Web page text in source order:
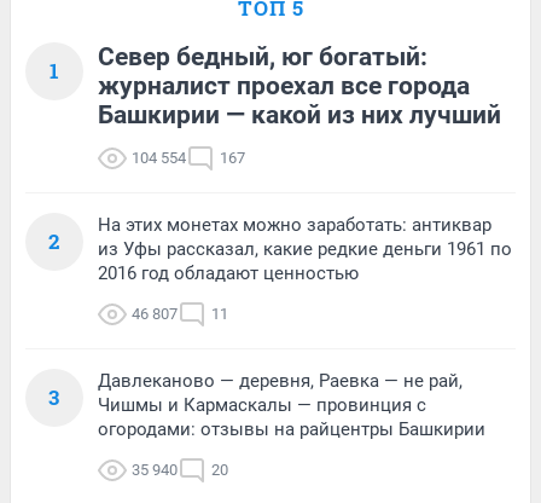
ТОП 5
1
Север бедный, юг богатый:
журналист проехал все города
Башкирии — какой из них лучший
104 554 167
2
На этих монетах можно заработать: антиквар
из Уфы рассказал, какие редкие деньги 1961 по
2016 год обладают ценностью
46 807 11
3
Давлеканово — деревня, Раевка — не рай,
Чишмы и Кармаскалы — провинция с
огородами: отзывы на райцентры Башкирии
35 940 20